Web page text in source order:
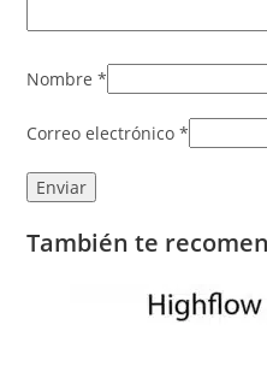
Nombre*
Correo electrónico*
También te